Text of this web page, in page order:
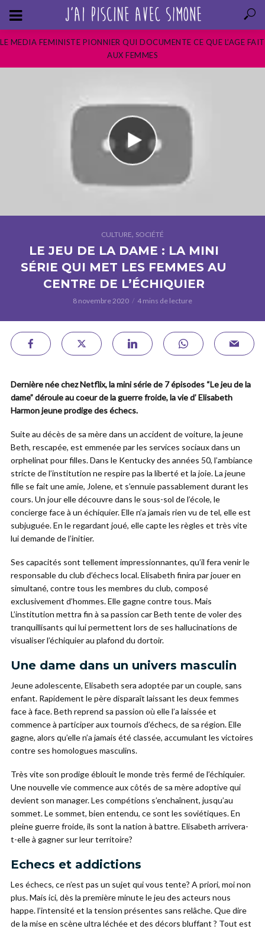
LE MEDIA FEMINISTE PIONNIER QUI DOCUMENTE CE QUE L’AGE FAIT
AUX FEMMES
CULTURE, SOCIÉTÉ
LE JEU DE LA DAME : LA MINI
SÉRIE QUI MET LES FEMMES AU
CENTRE DE L’ÉCHIQUIER
8 novembre 2020 4 mins de lecture
Dernière née chez Netflix, la mini série de 7 épisodes “Le jeu de la
dame” déroule au coeur de la guerre froide, la vie d’ Elisabeth
Harmon jeune prodige des échecs.
Suite au décès de sa mère dans un accident de voiture, la jeune
Beth, rescapée, est emmenée par les services sociaux dans un
orphelinat pour filles. Dans le Kentucky des années 50, l’ambiance
stricte de l’institution ne respire pas la liberté et la joie. La jeune
fille se fait une amie, Jolene, et s’ennuie passablement durant les
cours. Un jour elle découvre dans le sous-sol de l’école, le
concierge face à un échiquier. Elle n’a jamais rien vu de tel, elle est
subjuguée. En le regardant joué, elle capte les règles et très vite
lui demande de l’initier.
Ses capacités sont tellement impressionnantes, qu’il fera venir le
responsable du club d’échecs local. Elisabeth finira par jouer en
simultané, contre tous les membres du club, composé
exclusivement d’hommes. Elle gagne contre tous. Mais
L’institution mettra fin à sa passion car Beth tente de voler des
tranquillisants qui lui permettent lors de ses hallucinations de
visualiser l’échiquier au plafond du dortoir.
Une dame dans un univers masculin
Jeune adolescente, Elisabeth sera adoptée par un couple, sans
enfant. Rapidement le père disparaît laissant les deux femmes
face à face. Beth reprend sa passion où elle l’a laissée et
commence à participer aux tournois d’échecs, de sa région. Elle
gagne, alors qu’elle n’a jamais été classée, accumulant les victoires
contre ses homologues masculins.
Très vite son prodige éblouit le monde très fermé de l’échiquier.
Une nouvelle vie commence aux côtés de sa mère adoptive qui
devient son manager. Les compétions s’enchaînent, jusqu’au
sommet. Le sommet, bien entendu, ce sont les soviétiques. En
pleine guerre froide, ils sont la nation à battre. Elisabeth arrivera-
t-elle à gagner sur leur territoire?
Echecs et addictions
Les échecs, ce n’est pas un sujet qui vous tente? A priori, moi non
plus. Mais ici, dès la première minute le jeu des acteurs nous
happe. l’intensité et la tension présentes sans relâche. Que dire
de la mise en scène ultra léchée et des décors bluffant ? Tout est